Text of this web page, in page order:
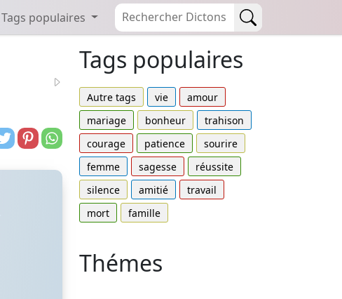
Tags populaires
Tags populaires
Autre tags vie
amour
mariage
bonheur
trahison
courage
patience
sourire
femme
sagesse
réussite
silence
amitié
travail
mort
famille
Thémes